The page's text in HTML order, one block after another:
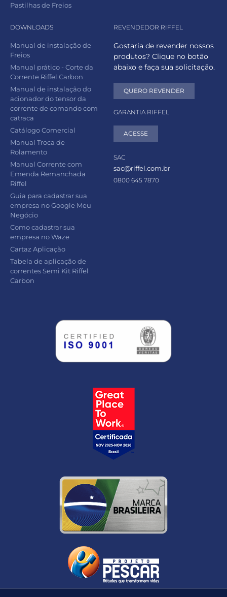
Pastilhas de Freios
DOWNLOADS
Manual de instalação de
Freios
Manual prático - Corte da
Corrente Riffel Carbon
Manual de instalação do
acionador do tensor da
corrente de comando com
catraca
Catálogo Comercial
Manual Troca de
Rolamento
Manual Corrente com
Emenda Remanchada
Riffel
Guia para cadastrar sua
empresa no Google Meu
Negócio
Como cadastrar sua
empresa no Waze
Cartaz Aplicação
Tabela de aplicação de
correntes Semi Kit Riffel
Carbon
REVENDEDOR RIFFEL
Gostaria de revender nossos
produtos? Clique no botão
abaixo e faça sua solicitação.
QUERO REVENDER
GARANTIA RIFFEL
ACESSE
SAC
sac@riffel.com.br
0800 645 7870